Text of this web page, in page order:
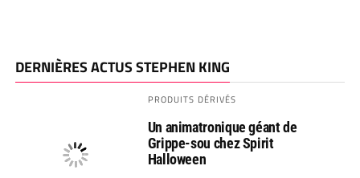
DERNIÈRES ACTUS STEPHEN KING
PRODUITS DÉRIVÉS
Un animatronique géant de
Grippe-sou chez Spirit
Halloween